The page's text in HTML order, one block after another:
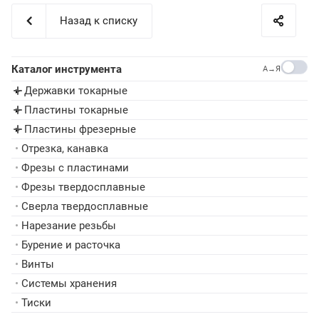
Назад к списку
Каталог инструмента A→Я
▸ Державки токарные
▸ Пластины токарные
▸ Пластины фрезерные
• Отрезка, канавка
• Фрезы с пластинами
• Фрезы твердосплавные
• Сверла твердосплавные
• Нарезание резьбы
• Бурение и расточка
• Винты
• Системы хранения
• Тиски